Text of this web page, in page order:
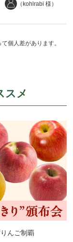
（kohlrabi 様）
個人差があります。
スメ
んご制覇